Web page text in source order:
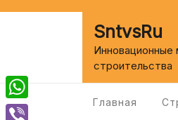
SntvsRu
строительства
Главная
WhatsApp